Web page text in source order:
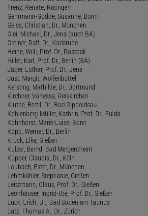
Frenz, Renate, Ratingen
Gehrmann-Gödde, Susanne, Bonn
Geiss, Christian, Dr., München
Glei, Michael, Dr., Jena (auch BA)
Greiner, Ralf, Dr., Karlsruhe
Heine, Willi, Prof. Dr., Rostock
Hiller, Karl, Prof. Dr., Berlin (BA)
Jäger, Lothar, Prof. Dr., Jena
Just, Margit, Wolfenbüttel
Kersting, Mathilde, Dr., Dortmund
Kirchner, Vanessa, Reiskirchen
Kluthe, Bertil, Dr., Bad Rippoldsau
Kohlenberg-Müller, Kathrin, Prof. Dr., Fulda
Kohnhorst, Marie-Luise, Bonn
Köpp, Werner, Dr., Berlin
Krück, Elke, Gießen
Kulzer, Bernd, Bad Mergentheim
Küpper, Claudia, Dr., Köln
Laubach, Ester, Dr., München
Lehmkühler, Stephanie, Gießen
Leitzmann, Claus, Prof. Dr., Gießen
Leonhäuser, Ingrid-Ute, Prof. Dr., Gießen
Lück, Erich, Dr., Bad Soden am Taunus
Lutz, Thomas A., Dr., Zürich